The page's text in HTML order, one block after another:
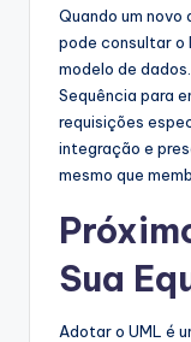
Quando um novo
pode consultar o
modelo de
Sequência para
requisições
integração e
mesmo que
Sua
Adotar o UML é